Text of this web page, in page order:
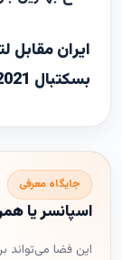
ایران مقابل
بسکتبال FIBA U19 2021
جایگاه معرفی
اسپانسر یا
این فضا می‌تواند